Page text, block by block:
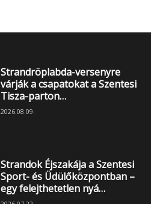
Strandröplabda-versenyre
várják a csapatokat a Szentesi
Tisza-parton…
2026.08.09.
Strandok Éjszakája a Szentesi
Sport- és Üdülőközpontban –
egy felejthetetlen nyá…